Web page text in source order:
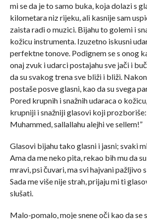
mi se da je to samo buka, koja dolazi s
kilometara niz rijeku, ali kasnije sam
zaista radi o muzici. Bijahu to golemi i
kožicu instrumenta. Izuzetno iskusni
perfektne tonove. Podignem se s onog
onaj zvuk i udarci postajahu sve jači i
da su svakog trena sve bliži i bliži.
postaše posve glasni, kao da su svega
Pored krupnih i snažnih udaraca o
krupniji i snažniji glasovi koji prozboriše:
Muhammed, sallallahu alejhi ve sellem!”
Glasovi bijahu tako glasni i jasni; svaki
Ama da me neko pita, rekao bih mu da
mravi, psi čuvari, ma svi hajvani pažljivo
Sada me više nije strah, prijaju mi ti
slušati.
Malo-pomalo, moje snene oči kao da se